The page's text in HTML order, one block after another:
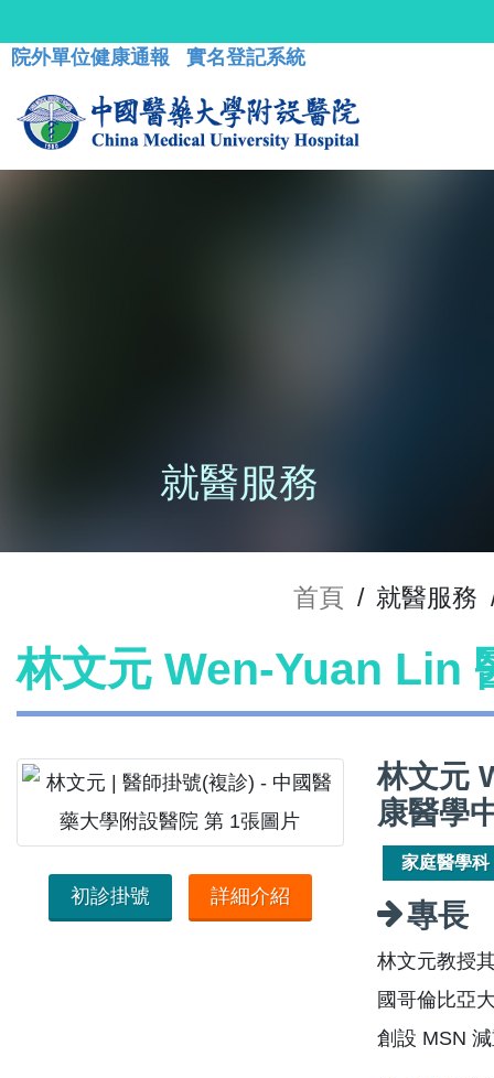
院外單位健康通報 實名登記系統
就醫服務
首頁 / 就醫服務
林文元 Wen-Yuan Lin
初診掛號 詳細介紹
林文元
康醫學
家庭醫學科
專長
林文元教授
國哥倫比亞
創設 MSN